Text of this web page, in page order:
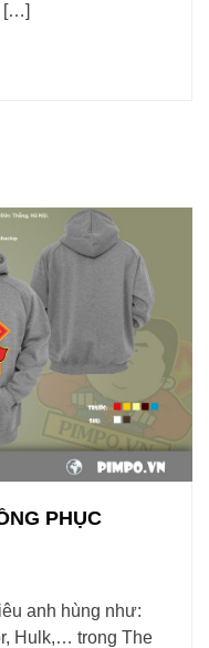
[…]
PHỤC
anh hùng như:
Hulk,… trong The